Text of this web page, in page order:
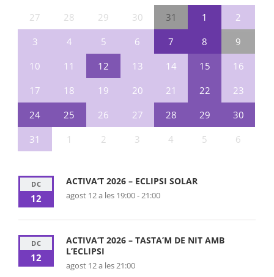
27 28 29 30 31 1
2
3
4 5 6 7 8
9
10
11 12 13 14 15
16
17
18 19 20 21 22
23
24
25 26 27 28 29
30
31
1 2 3 4 5 6
DC
12
ACTIVA’T 2026 – ECLIPSI SOLAR
agost 12 a les 19:00-21:00
DC
12
ACTIVA’T 2026 – TASTA’M DE NIT AMB
L’ECLIPSI
agost 12 a les 21:00